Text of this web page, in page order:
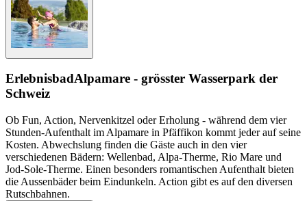
ErlebnisbadAlpamare - grösster Wasserpark der
Schweiz
Ob Fun, Action, Nervenkitzel oder Erholung - während dem vier
Stunden-Aufenthalt im Alpamare in Pfäffikon kommt jeder auf seine
Kosten. Abwechslung finden die Gäste auch in den vier
verschiedenen Bädern: Wellenbad, Alpa-Therme, Rio Mare und
Jod-Sole-Therme. Einen besonders romantischen Aufenthalt bieten
die Aussenbäder beim Eindunkeln. Action gibt es auf den diversen
Rutschbahnen.